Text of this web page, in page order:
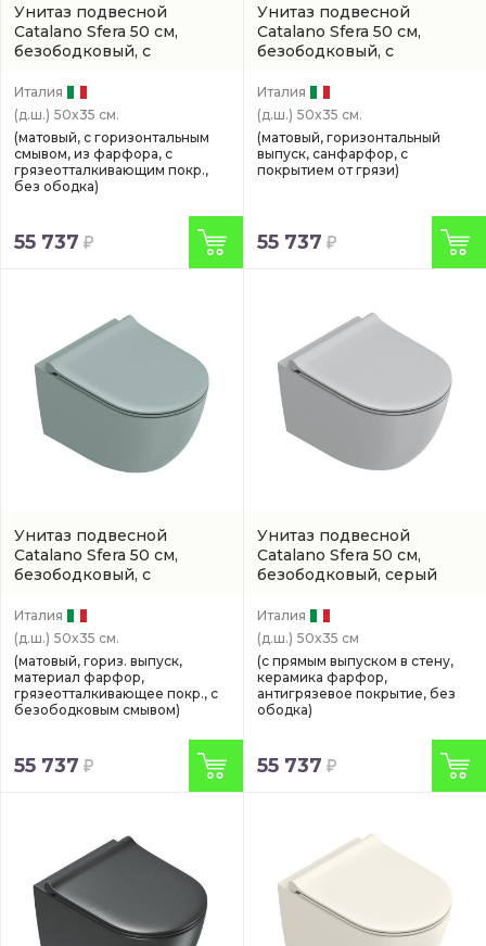
Унитаз подвесной
Catalano Sfera 50 см,
безободковый, с
(артикул 0511500031)
Италия
(д.ш.) 50x35 см.
(матовый, с горизонтальным
смывом, из фарфора, с
грязеотталкивающим покр.,
без ободка)
55 737
Унитаз подвесной
Catalano Sfera 50 см,
безободковый, с
(0511500032)
Италия
(д.ш.) 50x35 см.
(матовый, горизонтальный
выпуск, санфарфор, с
покрытием от грязи)
55 737
Унитаз подвесной
Catalano Sfera 50 см,
безободковый, с
(0511500028)
Италия
(д.ш.) 50x35 см.
(матовый, гориз. выпуск,
материал фарфор,
грязеотталкивающее покр., с
безободковым смывом)
55 737
Унитаз подвесной
Catalano Sfera 50 см,
безободковый, серый
Италия
(д.ш.) 50x35 см
(с прямым выпуском в стену,
керамика фарфор,
антигрязевое покрытие, без
ободка)
55 737